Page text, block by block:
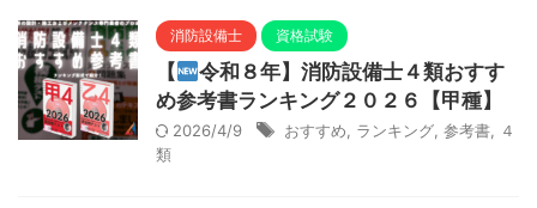
消防設備士 資格試験
【
令和８年】消防設備士４類おすす
め参考書ランキング２０２６【甲種】
2026/4/9 おすすめ ランキング 参考書
４
類